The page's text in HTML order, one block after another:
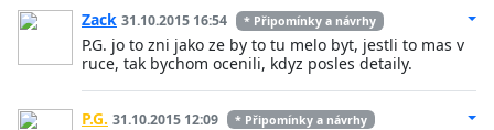
Zack 31.10.2015 16:54 * Připomínky a návrhy
P.G. jo to zni jako ze by to tu melo byt, jestli to mas v
ruce, tak bychom ocenili, kdyz posles detaily.
P.G. 31.10.2015 12:09 * Připomínky a návrhy